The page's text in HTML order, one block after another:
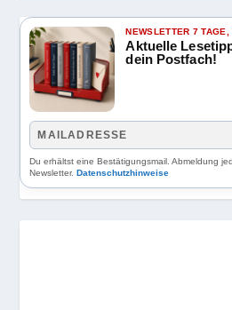
NEWSLETTER 7 TAGE,
Aktuelle
dein Postfach!
Du erhältst eine Bestätigungsmail. Abmeldung
Newsletter.Datenschutzhinweise